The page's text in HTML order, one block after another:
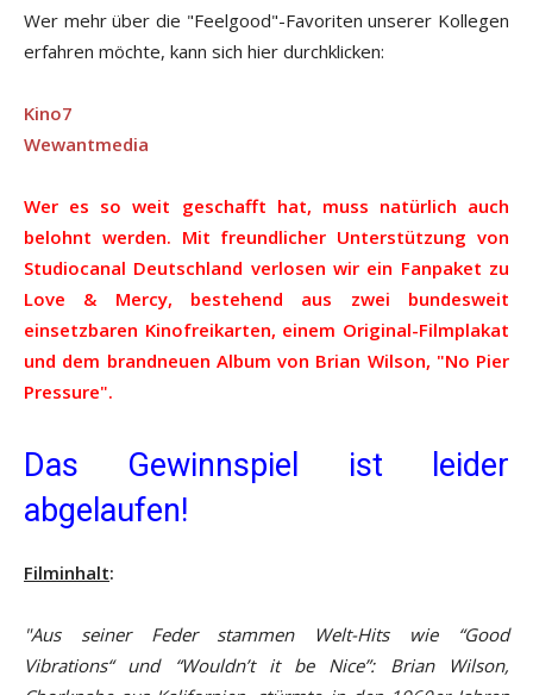
Wer mehr über die "Feelgood"-Favoriten unserer Kollegen
erfahren möchte, kann sich hier durchklicken:
Kino7
Wewantmedia
Wer es so weit geschafft hat, muss natürlich auch
belohnt werden. Mit freundlicher Unterstützung von
Studiocanal Deutschland verlosen wir ein Fanpaket zu
Love & Mercy, bestehend aus zwei bundesweit
einsetzbaren Kinofreikarten, einem Original-Filmplakat
und dem brandneuen Album von Brian Wilson, "No Pier
Pressure".
Das Gewinnspiel ist leider
abgelaufen!
Filminhalt:
"Aus seiner Feder stammen Welt-Hits wie “Good
Vibrations“ und “Wouldn’t it be Nice”: Brian Wilson,